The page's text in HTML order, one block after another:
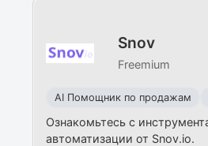
Snov
Freemium
AI Помощник по продажам
Ознакомьтесь с
автоматизации от Snov.io.